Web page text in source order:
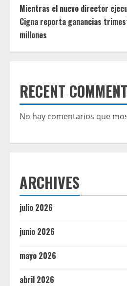
Mientras el nuevo director
Cigna reporta ganancias
millones
RECENT
No hay comentarios que
ARCHIVES
julio 2026
junio 2026
mayo 2026
abril 2026